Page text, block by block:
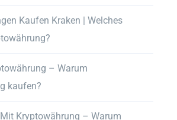
Kaufen Kraken | Welches
– Warum
kaufen?
Kryptowährung – Warum